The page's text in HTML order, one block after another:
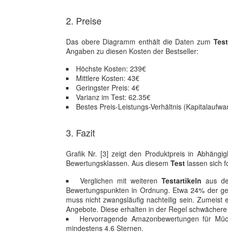
2. Preise
Das obere Diagramm enthält die Daten zum
Angaben zu diesen Kosten der Bestseller:
Höchste Kosten: 239€
Mittlere Kosten: 43€
Geringster Preis: 4€
Varianz im Test: 62.35€
Bestes Preis-Leistungs-Verhältnis
3. Fazit
Grafik Nr. [3] zeigt den Produktpreis in
Bewertungsklassen. Aus diesem Test lassen sich
Verglichen mit weiteren Testartikeln aus
Bewertungspunkten in Ordnung. Etwa 24% der
muss nicht zwangsläufig nachteilig sein.
Angebote. Diese erhalten in der Regel
Hervorragende Amazonbewertungen für
mindestens 4.6 Sternen.